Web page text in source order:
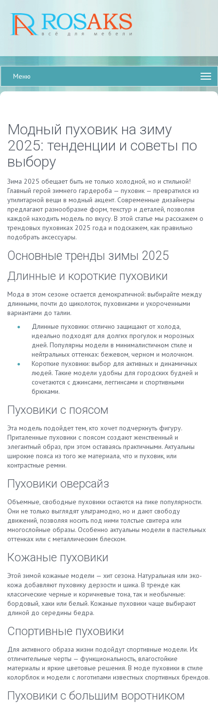
Меню
Модный пуховик на зиму
2025: тенденции и советы по
выбору
Зима 2025 обещает быть не только холодной, но и стильной!
Главный герой зимнего гардероба — пуховик — превратился из
утилитарной вещи в модный акцент. Современные дизайнеры
предлагают разнообразие форм, текстур и деталей, позволяя
каждой находить модель по вкусу. В этой статье мы расскажем о
трендовых пуховиках 2025 года и подскажем, как правильно
подобрать аксессуары.
Основные тренды зимы 2025
Длинные и короткие пуховики
Мода в этом сезоне остается демократичной: выбирайте между
длинными, почти до щиколоток, пуховиками и укороченными
вариантами до талии.
Длинные пуховики: отлично защищают от холода,
идеально подходят для долгих прогулок и морозных
дней. Популярны модели в минималистичном стиле и
нейтральных оттенках: бежевом, черном и молочном.
Короткие пуховики: выбор для активных и динамичных
людей. Такие модели удобны для городских будней и
сочетаются с джинсами, леггинсами и спортивными
брюками.
Пуховики с поясом
Эта модель подойдет тем, кто хочет подчеркнуть фигуру.
Приталенные пуховики с поясом создают женственный и
элегантный образ, при этом оставаясь практичными. Актуальны
широкие пояса из того же материала, что и пуховик, или
контрастные ремни.
Пуховики оверсайз
Объемные, свободные пуховики остаются на пике популярности.
Они не только выглядят ультрамодно, но и дают свободу
движений, позволяя носить под ними толстые свитера или
многослойные образы. Особенно актуальны модели в пастельных
оттенках или с металлическим блеском.
Кожаные пуховики
Этой зимой кожаные модели — хит сезона. Натуральная или эко-
кожа добавляют пуховику дерзости и шика. В тренде как
классические черные и коричневые тона, так и необычные:
бордовый, хаки или белый. Кожаные пуховики чаще выбирают
длиной до середины бедра.
Спортивные пуховики
Для активного образа жизни подойдут спортивные модели. Их
отличительные черты — функциональность, влагостойкие
материалы и яркие цветовые решения. В моде пуховики в стиле
колорблок и модели с логотипами известных спортивных брендов.
Пуховики с большим воротником